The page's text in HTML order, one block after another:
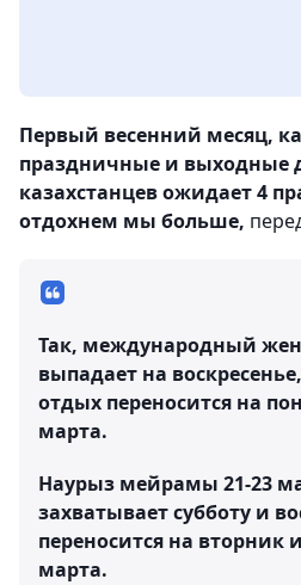
Первый весенний месяц,
праздничные и выходные
казахстанцев ожидает 4
отдохнем мы больше,
Так, международный
выпадает на
отдых переносится на
марта.
Наурыз мейрамы 21-23
захватывает субботу и
переносится на вторник
марта.